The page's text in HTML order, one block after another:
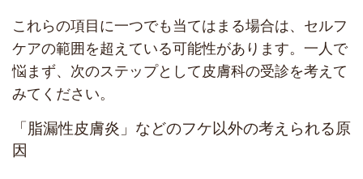
これらの項目に一つでも当てはまる場合は、セルフ
ケアの範囲を超えている可能性があります。一人で
悩まず、次のステップとして皮膚科の受診を考えて
みてください。
「脂漏性皮膚炎」などのフケ以外の考えられる原
因